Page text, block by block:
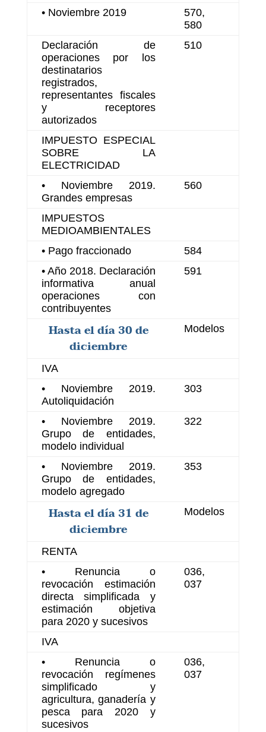
• Noviembre 2019
570,
580
Declaración de
operaciones por los
destinatarios
registrados,
representantes fiscales
y receptores
autorizados
510
IMPUESTO ESPECIAL
SOBRE LA
ELECTRICIDAD
• Noviembre 2019.
Grandes empresas
560
IMPUESTOS
MEDIOAMBIENTALES
• Pago fraccionado
584
• Año 2018. Declaración
informativa anual
operaciones con
contribuyentes
591
Hasta el día 30 de
diciembre
Modelos
IVA
• Noviembre 2019.
Autoliquidación
303
• Noviembre 2019.
Grupo de entidades,
modelo individual
322
• Noviembre 2019.
Grupo de entidades,
modelo agregado
353
Hasta el día 31 de
diciembre
Modelos
RENTA
• Renuncia o
revocación estimación
directa simplificada y
estimación objetiva
para 2020 y sucesivos
036,
037
IVA
• Renuncia o
revocación regímenes
simplificado y
agricultura, ganadería y
pesca para 2020 y
sucesivos
036,
037